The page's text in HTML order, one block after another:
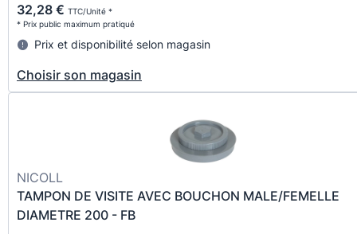
32,28 € TTC/Unité *
* Prix public maximum pratiqué
Prix et disponibilité selon magasin
Choisir son magasin
NICOLL
TAMPON DE VISITE AVEC BOUCHON MALE/FEMELLE
DIAMETRE 200 - FB